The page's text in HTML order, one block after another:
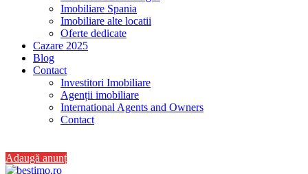
Imobiliare Spania
Imobiliare alte locatii
Oferte dedicate
Cazare 2025
Blog
Contact
Investitori Imobiliare
Agenții imobiliare
International Agents and Owners
Contact
Adaugă anunț